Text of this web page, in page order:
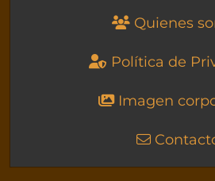
Quienes
Política de
Imagen